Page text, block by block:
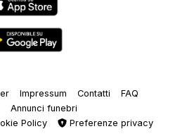
Impressum Contatti
FAQ
Annunci funebri
Policy Preferenze privacy